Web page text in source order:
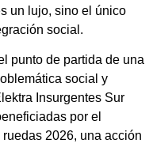
un lujo, sino el único
social.
punto de partida de una
social y
Insurgentes Sur
por el
2026, una acción